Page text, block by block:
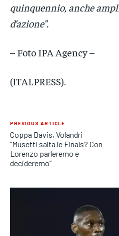
quinquennio, anche
d’azione”.
– Foto IPA Agency –
(ITALPRESS).
PREVIOUS ARTICLE
Coppa Davis, Volandri
“Musetti salta le Finals? Con
Lorenzo parleremo e
decideremo”